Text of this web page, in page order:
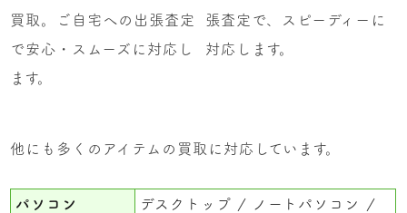
買取。ご自宅への出張査定
で安心・スムーズに対応し
ます。
張査定で、スピーディーに
対応します。
他にも多くのアイテムの買取に対応しています。
パソコン デスクトップ
ノートパソコン